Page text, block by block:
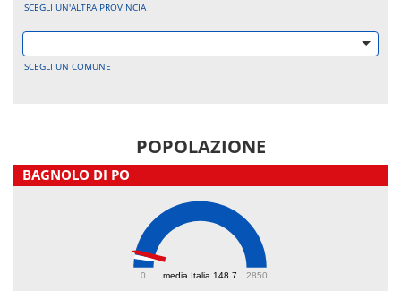
SCEGLI UN'ALTRA PROVINCIA
SCEGLI UN COMUNE
POPOLAZIONE
BAGNOLO DI PO
media Italia 148.7
0 2850